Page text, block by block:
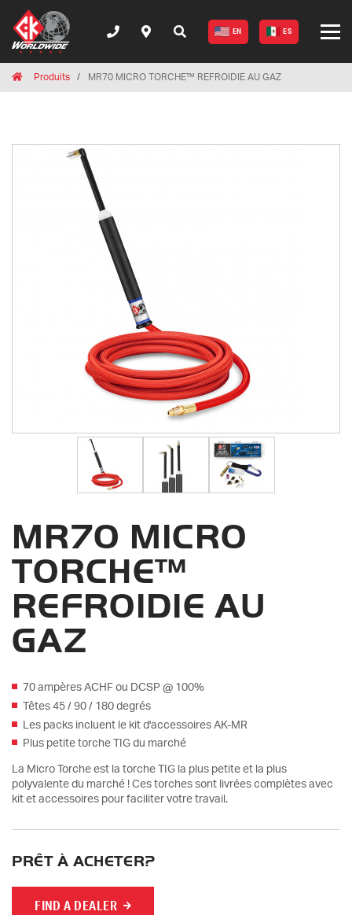
EN ES
HomeProduits MR70 MICRO TORCHE™ REFROIDIE AU GAZ
MR70 MICRO
TORCHE™
REFROIDIE AU
GAZ
70 ampères ACHF ou DCSP @ 100%
Têtes 45 / 90 / 180 degrés
Les packs incluent le kit d'accessoires AK-MR
Plus petite torche TIG du marché
La Micro Torche est la torche TIG la plus petite et la plus
polyvalente du marché ! Ces torches sont livrées complètes avec
kit et accessoires pour faciliter votre travail.
PRÊT À ACHETER?
FIND A DEALER